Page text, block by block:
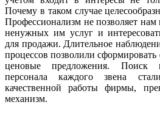
Почему в таком случае
Профессионализм не позволяет
ненужных им услуг и
для продажи. Длительное
процессов позволили
ценовые предложения. Поиск
персонала каждого звена
качественной работы фирмы,
механизм.